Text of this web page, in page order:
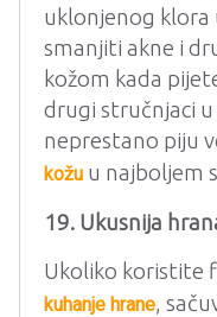
uklonjenog klora
smanjiti akne i
kožom kada
drugi stručnjaci
neprestano piju
kožu u najboljem
19. Ukusnija
Ukoliko koristite
kuhanje hrane,